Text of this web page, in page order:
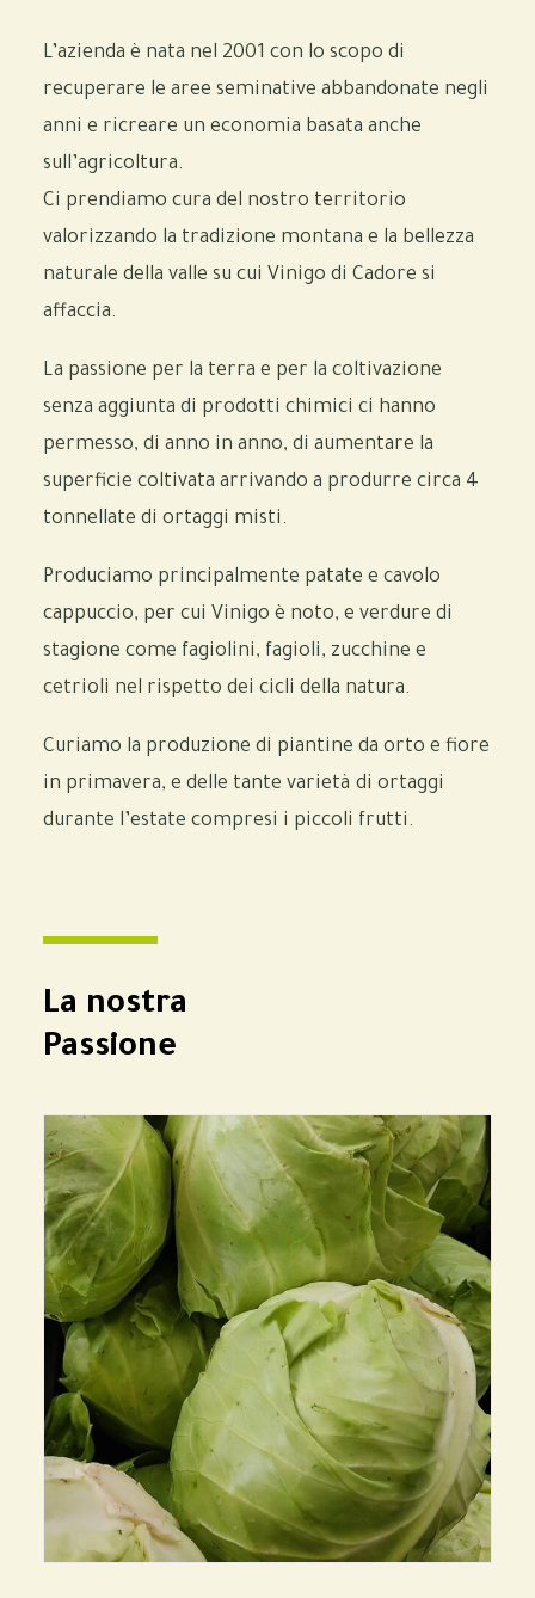
L’azienda è nata nel 2001 con lo scopo di
recuperare le aree seminative abbandonate negli
anni e ricreare un economia basata anche
sull’agricoltura.
Ci prendiamo cura del nostro territorio
valorizzando la tradizione montana e la bellezza
naturale della valle su cui Vinigo di Cadore si
affaccia.
La passione per la terra e per la coltivazione
senza aggiunta di prodotti chimici ci hanno
permesso, di anno in anno, di aumentare la
superficie coltivata arrivando a produrre circa 4
tonnellate di ortaggi misti.
Produciamo principalmente patate e cavolo
cappuccio, per cui Vinigo è noto, e verdure di
stagione come fagiolini, fagioli, zucchine e
cetrioli nel rispetto dei cicli della natura.
Curiamo la produzione di piantine da orto e fiore
in primavera, e delle tante varietà di ortaggi
durante l’estate compresi i piccoli frutti.
La nostra
Passione